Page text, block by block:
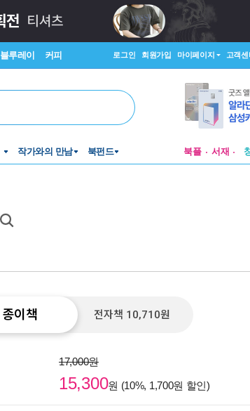
블루레이 커피 로그인 회원가입 마이페이지 고객센
작가와의 만남 북펀드 북플 서재
종이책 전자책 10,710원
17,000원
15,300원 (10%, 1,700원 할인)